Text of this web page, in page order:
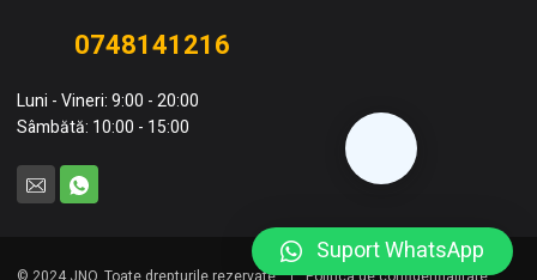
0748141216
Luni - Vineri: 9:00 - 20:00
Sâmbătă: 10:00 - 15:00
Suport WhatsApp